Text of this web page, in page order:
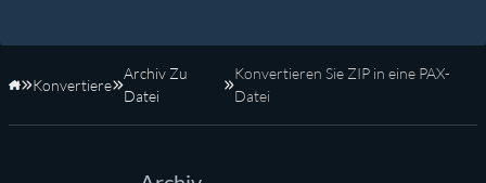
Startseite
Konvertiere
Archiv Zu
Datei
Konvertieren Sie ZIP in eine PAX-
Datei